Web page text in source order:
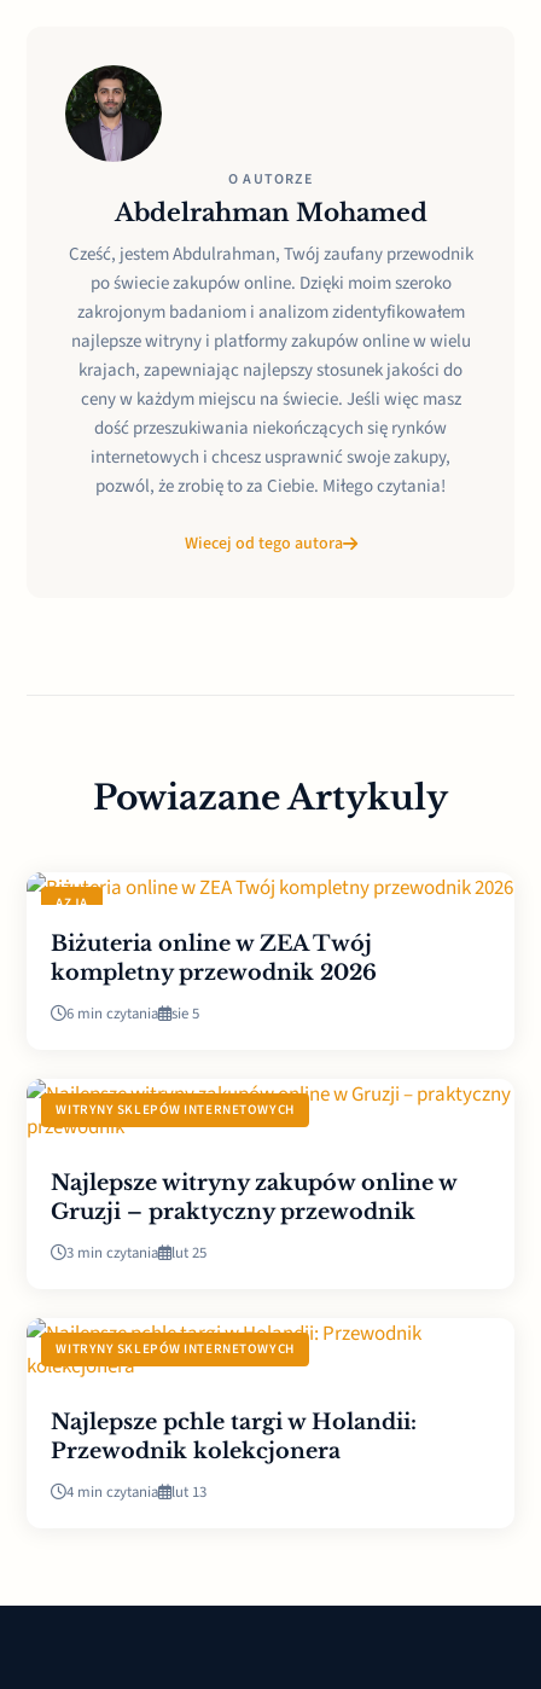
O AUTORZE
Abdelrahman Mohamed
Cześć, jestem Abdulrahman, Twój zaufany przewodnik
po świecie zakupów online. Dzięki moim szeroko
zakrojonym badaniom i analizom zidentyfikowałem
najlepsze witryny i platformy zakupów online w wielu
krajach, zapewniając najlepszy stosunek jakości do
ceny w każdym miejscu na świecie. Jeśli więc masz
dość przeszukiwania niekończących się rynków
internetowych i chcesz usprawnić swoje zakupy,
pozwól, że zrobię to za Ciebie. Miłego czytania!
Wiecej od tego autora
Powiazane Artykuly
AZJA
Biżuteria online w ZEA Twój
kompletny przewodnik 2026
6 min czytania sie 5
WITRYNY SKLEPÓW INTERNETOWYCH
Najlepsze witryny zakupów online w
Gruzji – praktyczny przewodnik
3 min czytania lut 25
WITRYNY SKLEPÓW INTERNETOWYCH
Najlepsze pchle targi w Holandii:
Przewodnik kolekcjonera
4 min czytania lut 13